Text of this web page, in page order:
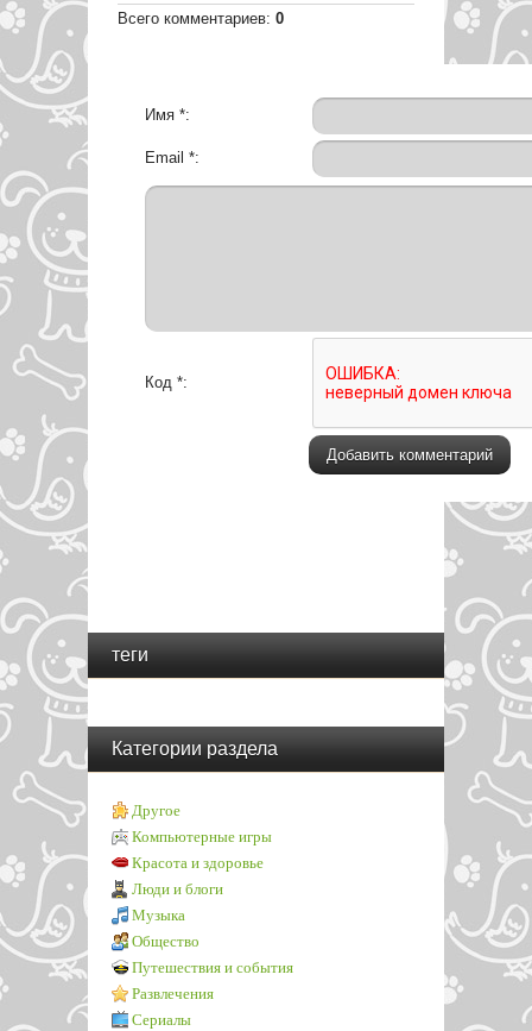
Всего комментариев: 0
Имя *:
Email *:
Код *:
теги
Категории раздела
Другое
Компьютерные игры
Красота и здоровье
Люди и блоги
Музыка
Общество
Путешествия и события
Развлечения
Сериалы